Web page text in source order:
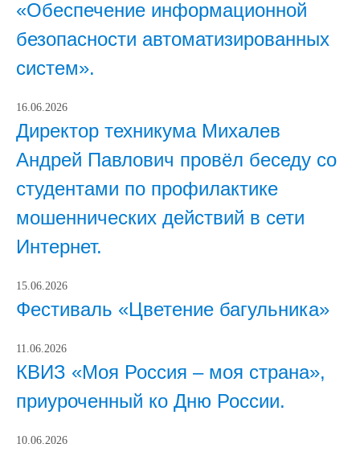
«Обеспечение информационной
безопасности автоматизированных
систем».
16.06.2026
Директор техникума Михалев
Андрей Павлович провёл беседу со
студентами по профилактике
мошеннических действий в сети
Интернет.
15.06.2026
Фестиваль «Цветение багульника»
11.06.2026
КВИЗ «Моя Россия – моя страна»,
приуроченный ко Дню России.
10.06.2026